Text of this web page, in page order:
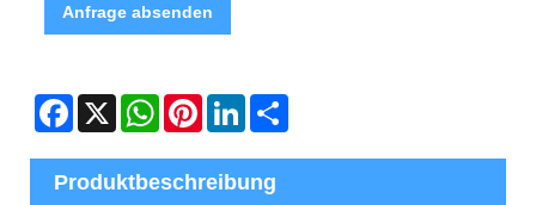
Anfrage absenden
Facebook
X WhatsAppPinterestLinkedIn
Produktbeschreibung